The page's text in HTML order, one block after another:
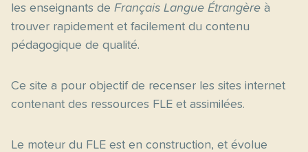
les enseignants de Français Langue Étrangère à
trouver rapidement et facilement du contenu
pédagogique de qualité.
Ce site a pour objectif de recenser les sites internet
contenant des ressources FLE et assimilées.
Le moteur du FLE est en construction, et évolue